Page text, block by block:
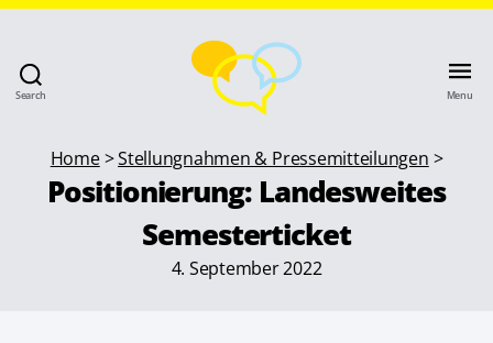
Search Menu
Home>Stellungnahmen & Pressemitteilungen >
Positionierung: Landesweites
Semesterticket
4. September 2022